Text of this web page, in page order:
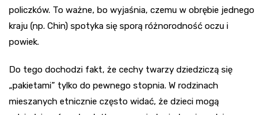
policzków. To ważne, bo wyjaśnia, czemu w obrębie jednego
kraju (np. Chin) spotyka się sporą różnorodność oczu i
powiek.
Do tego dochodzi fakt, że cechy twarzy dziedziczą się
„pakietami” tylko do pewnego stopnia. W rodzinach
mieszanych etnicznie często widać, że dzieci mogą